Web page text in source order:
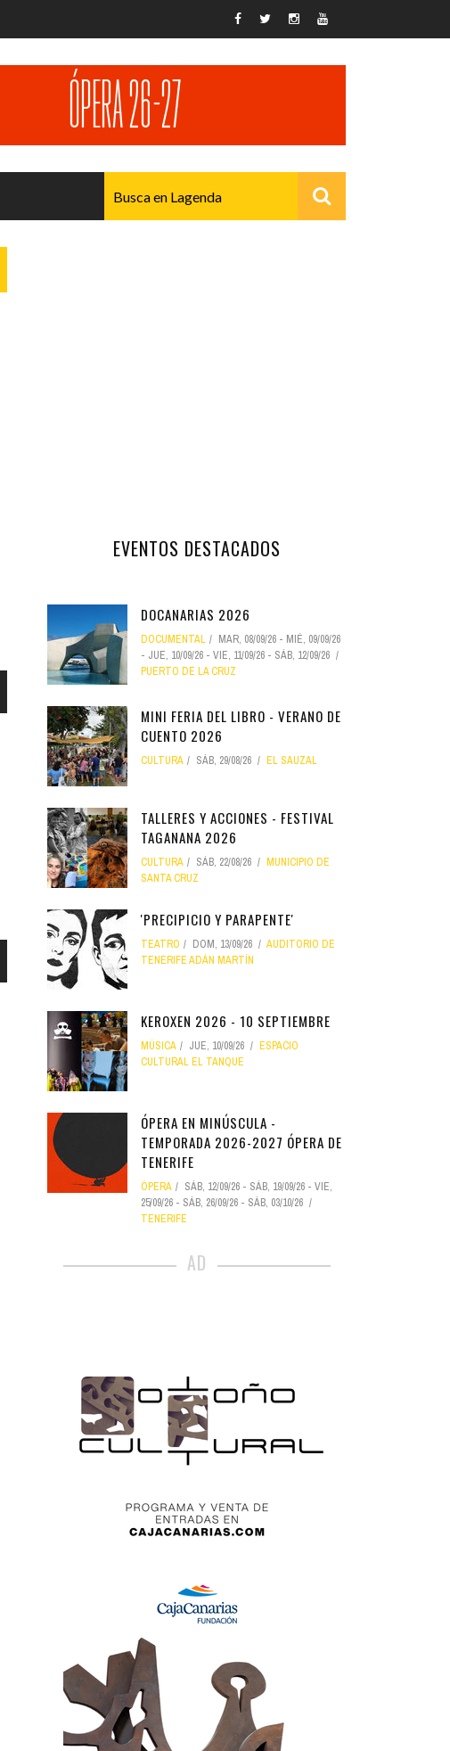
EVENTOS DESTACADOS
DOCANARIAS 2026
DOCUMENTAL MAR, 08/09/26 - MIÉ, 09/09/26
- JUE, 10/09/26 - VIE, 11/09/26 - SÁB, 12/09/26
PUERTO DE LA CRUZ
MINI FERIA DEL LIBRO - VERANO DE
CUENTO 2026
CULTURA SÁB, 29/08/26 EL SAUZAL
TALLERES Y ACCIONES - FESTIVAL
TAGANANA 2026
CULTURA SÁB, 22/08/26
MUNICIPIO DE
SANTA CRUZ
'PRECIPICIO Y PARAPENTE'
TEATRO DOM, 13/09/26
AUDITORIO DE
TENERIFE ADÁN MARTÍN
KEROXEN 2026 - 10 SEPTIEMBRE
MÚSICA JUE, 10/09/26
ESPACIO
CULTURAL EL TANQUE
ÓPERA EN MINÚSCULA -
TEMPORADA 2026-2027 ÓPERA DE
TENERIFE
ÓPERA SÁB, 12/09/26 - SÁB, 19/09/26 - VIE,
25/09/26 - SÁB, 26/09/26 - SÁB, 03/10/26
TENERIFE
AD